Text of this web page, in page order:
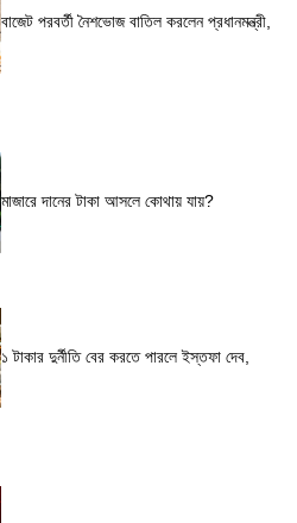
বাজেট পরবর্তী নৈশভোজ বাতিল করলেন প্রধানমন্ত্রী,
মাজারে দানের টাকা আসলে কোথায় যায়?
১ টাকার দুর্নীতি বের করতে পারলে ইস্তফা দেব,